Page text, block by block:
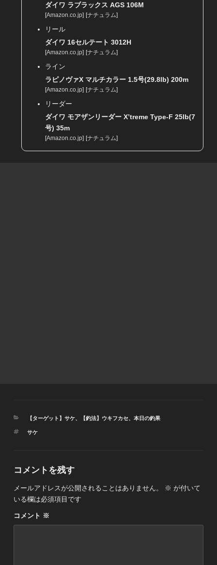
ダイワ ラブラックス AGS 106M
[Amazon.co.jp] [ナチュラム]
リール
ダイワ 16セルテート 3012H
[Amazon.co.jp] [ナチュラム]
ライン
ラピノヴァX マルチカラー 1.5号(29.8lb) 200m
[Amazon.co.jp] [ナチュラム]
リーダー
ダイワ モアザンリーダー X’treme Type-F 25lb(7
号) 35m
[Amazon.co.jp] [ナチュラム]
カ
ゴ
【ターゲット】サケ、 【釣法】ウキフカセ、 本日の釣果
タ
サケ
コメントを残す
メールアドレスが公開されることはありません。 ※ が付いて
いる欄は必須項目です
コメント ※